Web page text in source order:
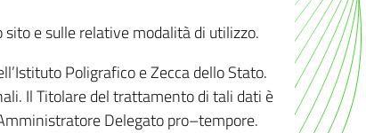
e sulle relative modalità di utilizzo.
Poligrafico e Zecca dello Stato.
Il Titolare del trattamento di tali dati è
Delegato pro–tempore.